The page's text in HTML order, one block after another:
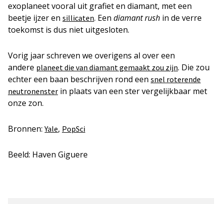
exoplaneet vooral uit grafiet en diamant, met een
beetje ijzer en sillicaten. Een diamant rush in de verre
toekomst is dus niet uitgesloten.
Vorig jaar schreven we overigens al over een
andere planeet die van diamant gemaakt zou zijn. Die zou
echter een baan beschrijven rond een snel roterende
neutronenster in plaats van een ster vergelijkbaar met
onze zon.
Bronnen:Yale, PopSci
Beeld: Haven Giguere